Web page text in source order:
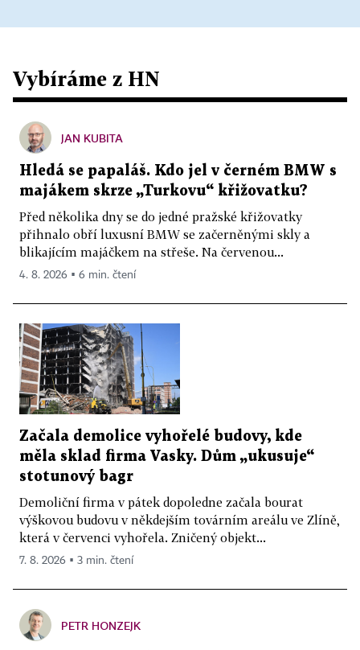
Vybíráme z HN
JAN KUBITA
Hledá se papaláš. Kdo jel v černém BMW s
majákem skrze „Turkovu“ křižovatku?
Před několika dny se do jedné pražské křižovatky
přihnalo obří luxusní BMW se začerněnými skly a
blikajícím majáčkem na střeše. Na červenou...
4. 8. 2026 ▪ 6 min. čtení
Začala demolice vyhořelé budovy, kde
měla sklad firma Vasky. Dům „ukusuje“
stotunový bagr
Demoliční firma v pátek dopoledne začala bourat
výškovou budovu v někdejším továrním areálu ve Zlíně,
která v červenci vyhořela. Zničený objekt...
7. 8. 2026 ▪ 3 min. čtení
PETR HONZEJK